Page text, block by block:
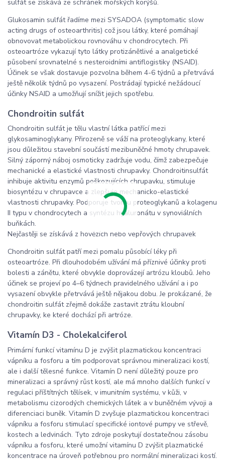
sulfát se získává ze schránek mořských korýšů.
Glukosamin sulfát řadíme mezi SYSADOA (symptomatic slow
acting drugs of osteoarthritis) což jsou látky, které pomáhají
obnovovat metabolickou rovnováhu v chondrocytech. Při
osteoartróze vykazují tyto látky protizánětlivé a analgetické
působení srovnatelné s nesteroidními antiflogistiky (NSAID).
Účinek se však dostavuje pozvolna během 4-6 týdnů a přetrvává
ještě několik týdnů po vysazení. Postrádají typické nežádoucí
účinky NSAID a umožňují snížit jejich spotřebu.
Chondroitin sulfát
Chondroitin sulfát je tělu vlastní látka patřící mezi
glykosaminoglykany. Přirozeně se váží na proteoglykany, které
jsou důležitou stavební součástí mezibuněčné hmoty chrupavek.
Silný záporný náboj osmoticky zadržuje vodu, čímž zabezpečuje
mechanické a elastické vlastnosti chrupavky. Chondroitinsulfát
inhibuje aktivitu enzymů poškozujících chrupavku, stimuluje
biosyntézu v chrupavce a zlepšuje mechanicko-elastické
vlastnosti chrupavky. Podporuje tvorbu proteoglykanů a kolagenu
II typu v chondrocytech a syntézu hyaluronátu v synoviálních
buňkách.
Nejčastěji se získává z hovězích nebo vepřových chrupavek
Chondroitin sulfát patří mezi pomalu působící léky při
osteoartróze. Při dlouhodobém užívání má příznivé účinky proti
bolesti a zánětu, které obvykle doprovázejí artrózu kloubů. Jeho
účinek se projeví po 4–6 týdnech pravidelného užívání a i po
vysazení obvykle přetrvává ještě nějakou dobu. Je prokázané, že
chondroitin sulfát zřejmě dokáže zastavit ztrátu kloubní
chrupavky, ke které dochází při artróze.
Vitamín D3 - Cholekalciferol
Primární funkcí vitamínu D je zvýšit plazmatickou koncentraci
vápníku a fosforu a tím podporovat správnou mineralizaci kostí,
ale i další tělesné funkce. Vitamín D není důležitý pouze pro
mineralizaci a správný růst kostí, ale má mnoho dalších funkcí v
regulaci příštítných tělísek, v imunitním systému, v kůži, v
metabolismu cizorodých chemických látek a v buněčném vývoji a
diferenciaci buněk. Vitamín D zvyšuje plazmatickou koncentraci
vápníku a fosforu stimulací specifické iontové pumpy ve střevě,
kostech a ledvinách. Tyto zdroje poskytují dostatečnou zásobu
vápníku a fosforu, které umožní vitamínu D zvýšit plazmatické
koncentrace na úroveň potřebnou pro normální mineralizaci kostí.